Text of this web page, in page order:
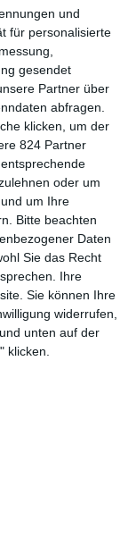
und
für personalisierte
gesendet
Partner über
abfragen.
klicken, um der
824 Partner
oder um
um Ihre
Bitte beachten
Daten
Sie das Recht
Ihre
Sie können Ihre
widerrufen,
unten auf der
klicken.
kleiner als üblich,
und Ausblicke auf
Classes sollte man
Live-Vortrag der
John Musker, die
Arielle, die
über die Kunst
das vollständige
Annecy